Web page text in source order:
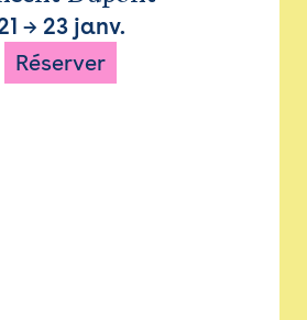
→ 23 janv.
Réserver